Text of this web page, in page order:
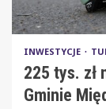
INWESTYCJE
225 tys. zł
Gminie